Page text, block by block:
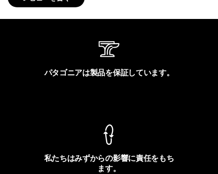
パタゴニアは製品を保証しています。
私たちはみずからの影響に責任をもち
ます。